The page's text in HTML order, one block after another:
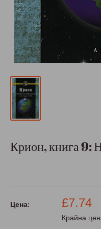
Крион, книга 9:
Цена:
Промо
цена
£7.74
Крайна